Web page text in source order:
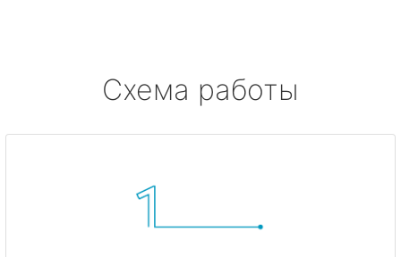
Схема работы